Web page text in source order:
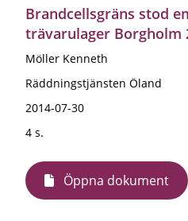
Brandcellsgräns stod
trävarulager Borgholm
Möller Kenneth
Räddningstjänsten Öland
2014-07-30
4 s.
Öppna dokument